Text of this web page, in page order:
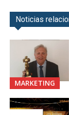
Noticias
MARKETING